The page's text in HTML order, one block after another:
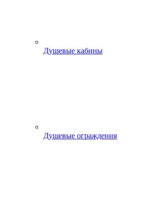
Душевые кабины
Душевые ограждения